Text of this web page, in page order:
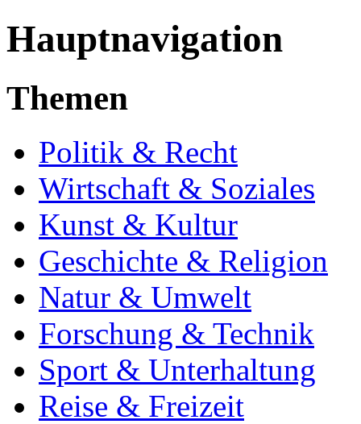
Hauptnavigation
Themen
Politik & Recht
Wirtschaft & Soziales
Kunst & Kultur
Geschichte & Religion
Natur & Umwelt
Forschung & Technik
Sport & Unterhaltung
Reise & Freizeit